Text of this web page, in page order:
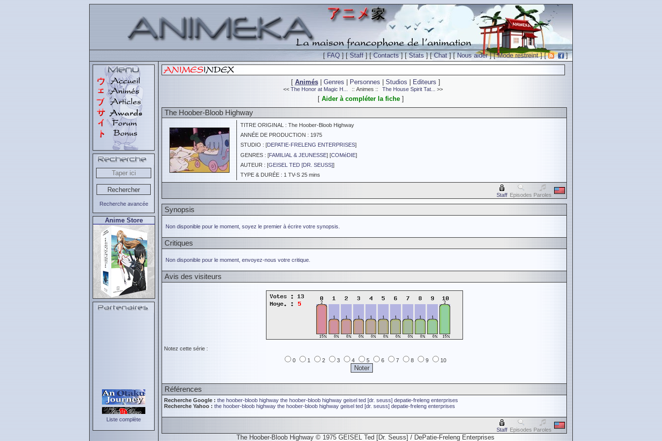
[FAQ ] [Staff ] [Contacts] [Stats] [Chat] [Nous aider] [Mode restreint] [ ]
Recherche avancée
Anime Store
Liste complète
[ Animés| Genres Personnes Studios Editeurs ]
<< The Honor at Magic H... :: Animes :: The House Spirit Tat... >>
[ Aider à compléter la fiche]
The Hoober-Bloob Highway
TITRE ORIGINAL : The Hoober-Bloob Highway
ANNÉE DE PRODUCTION : 1975
STUDIO : [DEPATIE-FRELENG ENTERPRISES]
GENRES : [FAMILIAL & JEUNESSE] [COMéDIE]
AUTEUR : [GEISEL TED [DR. SEUSS]]
TYPE & DURÉE : 1 TV-S 25 mins
Staff Episodes Paroles
Synopsis
Non disponible pour le moment, soyez le premier à écrire votre synopsis.
Critiques
Non disponible pour le moment, envoyez-nous votre critique.
Avis des visiteurs
Notez cette série :
0
1 2 3 4 5 6 7 8 9 10
Références
Recherche Google : the hoober-bloob highway the hoober-bloob highway geisel ted [dr. seuss] depatie-freleng enterprises
Recherche Yahoo : the hoober-bloob highway the hoober-bloob highway geisel ted [dr. seuss] depatie-freleng enterprises
Staff Episodes Paroles
The Hoober-Bloob Highway © 1975 GEISEL Ted [Dr. Seuss] / DePatie-Freleng Enterprises